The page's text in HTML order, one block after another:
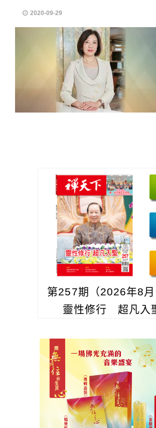
2020-09-29
第257期（2026年8月
靈性修行 超凡入